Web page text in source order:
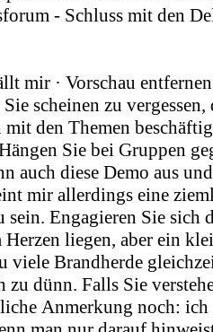
- Schluss mit den
mir · Vorschau entfernen
scheinen zu vergessen,
den Themen
Sie bei Gruppen
auch diese Demo aus
mir allerdings eine
sein. Engagieren Sie sich
Herzen liegen, aber ein
viele Brandherde
dünn. Falls Sie
Anmerkung noch: